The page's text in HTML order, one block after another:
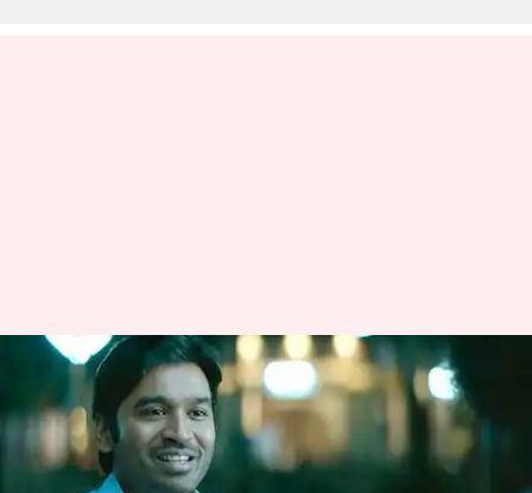
தனுஷ் நடிப்பில்
உருவாகியுள்ள 'வாத்தி'
படத்தின் ட்ரைலர்
வெளியீடு